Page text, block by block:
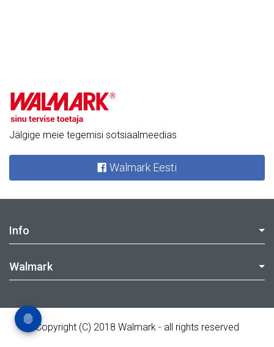
Jälgige meie tegemisi sotsiaalmeedias
Walmark Eesti
Info
Walmark
Copyright (C) 2018 Walmark - all rights reserved